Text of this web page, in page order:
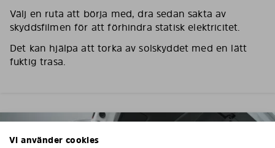
Välj en ruta att börja med, dra sedan sakta av
skyddsfilmen för att förhindra statisk elektricitet.
Det kan hjälpa att torka av solskyddet med en lätt
fuktig trasa.
Vi använder cookies